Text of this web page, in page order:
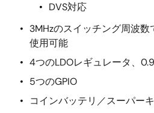
DVS対応
3MHzのスイッチング周波
使用可能
4つのLDOレギュレータ、
5つのGPIO
コインバッテリ／スーパー